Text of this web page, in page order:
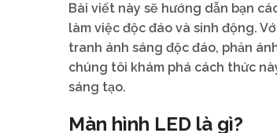
Bài viết này sẽ hướng dẫn bạn
làm việc độc đáo và sinh động.
tranh ánh sáng độc đáo, phản
chúng tôi khám phá cách thức
sáng tạo.
Màn hình LED là gì?